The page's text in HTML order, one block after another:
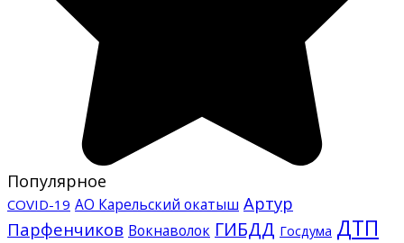
Популярное
COVID-19 АО Карельский окатыш Артур
Парфенчиков Вокнаволок ГИБДД Госдума ДТП